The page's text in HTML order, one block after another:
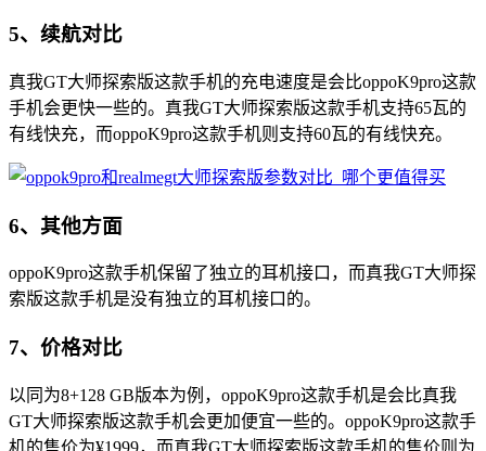
5、续航对比
真我GT大师探索版这款手机的充电速度是会比oppoK9pro这款
手机会更快一些的。真我GT大师探索版这款手机支持65瓦的
有线快充，而oppoK9pro这款手机则支持60瓦的有线快充。
6、其他方面
oppoK9pro这款手机保留了独立的耳机接口，而真我GT大师探
索版这款手机是没有独立的耳机接口的。
7、价格对比
以同为8+128 GB版本为例，oppoK9pro这款手机是会比真我
GT大师探索版这款手机会更加便宜一些的。oppoK9pro这款手
机的售价为¥1999，而真我GT大师探索版这款手机的售价则为